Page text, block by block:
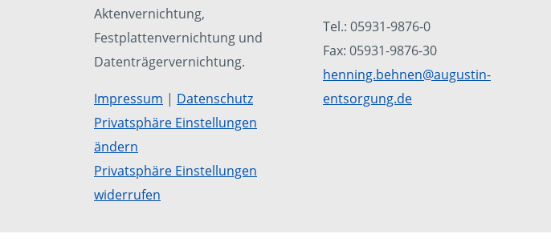
Aktenvernichtung,
Festplattenvernichtung und
Datenträgervernichtung.
Impressum | Datenschutz
Privatsphäre Einstellungen
ändern
Privatsphäre Einstellungen
widerrufen
Tel.: 05931-9876-0
Fax: 05931-9876-30
henning.behnen@augustin-
entsorgung.de